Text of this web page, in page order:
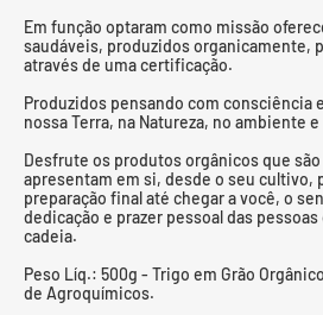
Em função optaram como missão
saudáveis, produzidos organicamente,
através de uma certificação.
Produzidos pensando com consciência
nossa Terra, na Natureza, no ambiente
Desfrute os produtos orgânicos que
apresentam em si, desde o seu cultivo,
preparação final até chegar a você, o
dedicação e prazer pessoal das
cadeia.
Peso Líq.: 500g - Trigo em Grão
de Agroquímicos.